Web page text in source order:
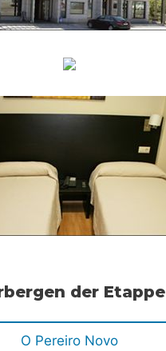
der Etappe
O Pereiro Novo